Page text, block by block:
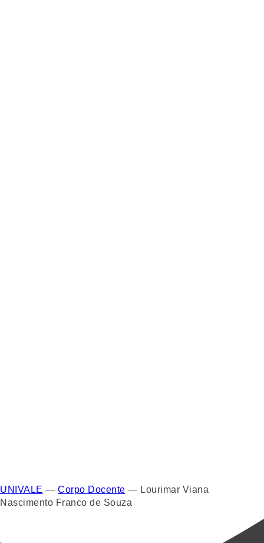
UNIVALE — Corpo Docente — Lourimar Viana
Nascimento Franco de Souza